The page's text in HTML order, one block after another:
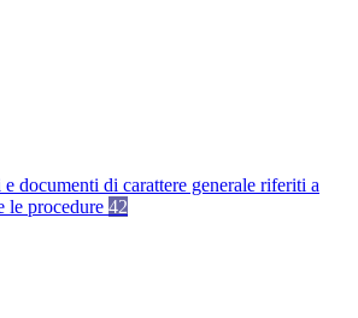
documenti di carattere generale riferiti a
le procedure 42